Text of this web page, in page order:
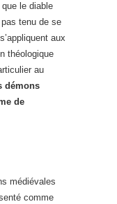
le diable
tenu de se
aux
théologique
au
démons
de
médiévales
comme